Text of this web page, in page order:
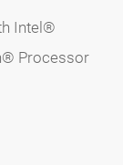
Intel®
Processor